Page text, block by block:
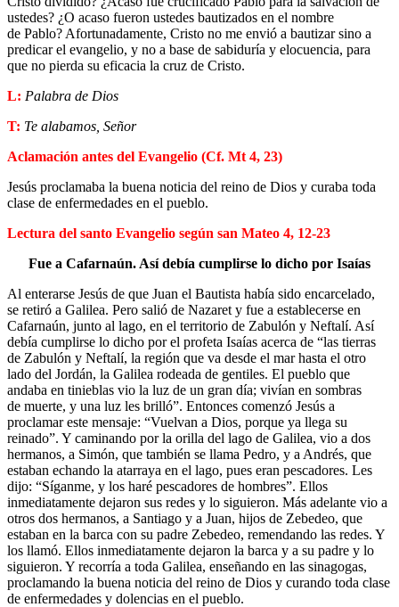
ustedes? ¿O acaso fueron ustedes bautizados en el nombre
de Pablo? Afortunadamente, Cristo no me envió a bautizar sino a
predicar el evangelio, y no a base de sabiduría y elocuencia, para
que no pierda su eficacia la cruz de Cristo.
L: Palabra de Dios
T: Te alabamos, Señor
Aclamación antes del Evangelio (Cf. Mt 4, 23)
Jesús proclamaba la buena noticia del reino de Dios y curaba toda
clase de enfermedades en el pueblo.
Lectura del santo Evangelio según san Mateo 4, 12-23
Fue a Cafarnaún. Así debía cumplirse lo dicho por Isaías
Al enterarse Jesús de que Juan el Bautista había sido encarcelado,
se retiró a Galilea. Pero salió de Nazaret y fue a establecerse en
Cafarnaún, junto al lago, en el territorio de Zabulón y Neftalí. Así
debía cumplirse lo dicho por el profeta Isaías acerca de “las tierras
de Zabulón y Neftalí, la región que va desde el mar hasta el otro
lado del Jordán, la Galilea rodeada de gentiles. El pueblo que
andaba en tinieblas vio la luz de un gran día; vivían en sombras
de muerte, y una luz les brilló”. Entonces comenzó Jesús a
proclamar este mensaje: “Vuelvan a Dios, porque ya llega su
reinado”. Y caminando por la orilla del lago de Galilea, vio a dos
hermanos, a Simón, que también se llama Pedro, y a Andrés, que
estaban echando la atarraya en el lago, pues eran pescadores. Les
dijo: “Síganme, y los haré pescadores de hombres”. Ellos
inmediatamente dejaron sus redes y lo siguieron. Más adelante vio a
otros dos hermanos, a Santiago y a Juan, hijos de Zebedeo, que
estaban en la barca con su padre Zebedeo, remendando las redes. Y
los llamó. Ellos inmediatamente dejaron la barca y a su padre y lo
siguieron. Y recorría a toda Galilea, enseñando en las sinagogas,
proclamando la buena noticia del reino de Dios y curando toda clase
de enfermedades y dolencias en el pueblo.